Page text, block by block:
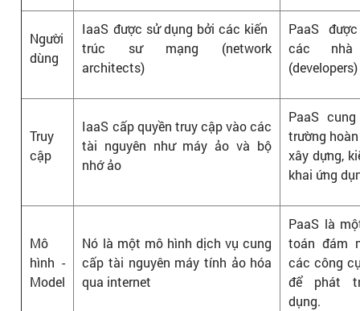
Người
dùng
IaaS được sử dụng bởi các kiến ​​
trúc sư mạng (network
architects)
PaaS
các
(developers)
Truy
cập
IaaS cấp quyền truy cập vào các
tài nguyên như máy ảo và bộ
nhớ ảo
PaaS
trường
xây dựng,
khai ứng
Mô
hình -
Model
Nó là một mô hình dịch vụ cung
cấp tài nguyên máy tính ảo hóa
qua internet
PaaS là
toán đám
các công
để phát
dụng.